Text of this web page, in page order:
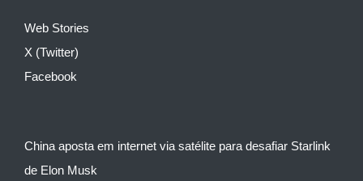
Web Stories
X (Twitter)
Facebook
China aposta em internet via satélite para desafiar Starlink
de Elon Musk